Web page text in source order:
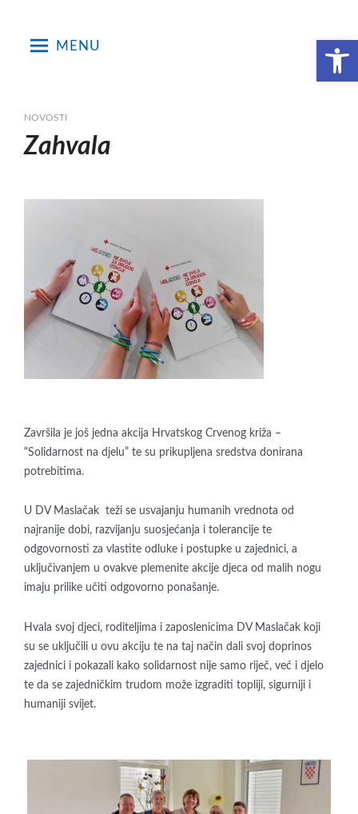
Open toolbar
MENU
NOVOSTI
Zahvala
Završila je još jedna akcija Hrvatskog Crvenog križa –
“Solidarnost na djelu” te su prikupljena sredstva donirana
potrebitima.
U DV Maslačak teži se usvajanju humanih vrednota od
najranije dobi, razvijanju suosjećanja i tolerancije te
odgovornosti za vlastite odluke i postupke u zajednici, a
uključivanjem u ovakve plemenite akcije djeca od malih nogu
imaju prilike učiti odgovorno ponašanje.
Hvala svoj djeci, roditeljima i zaposlenicima DV Maslačak koji
su se uključili u ovu akciju te na taj način dali svoj doprinos
zajednici i pokazali kako solidarnost nije samo riječ, već i djelo
te da se zajedničkim trudom može izgraditi topliji, sigurniji i
humaniji svijet.